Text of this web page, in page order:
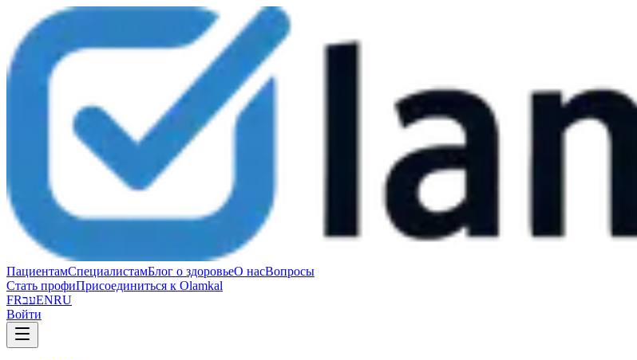
ПациентамСпециалистамБлог о здоровьеО насВопросы
Стать профиПрисоединиться к Olamkal
FRעבENRU
Войти